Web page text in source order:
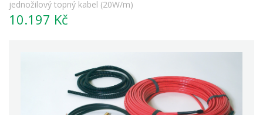
jednožilový topný kabel (20W/m)
10.197 Kč